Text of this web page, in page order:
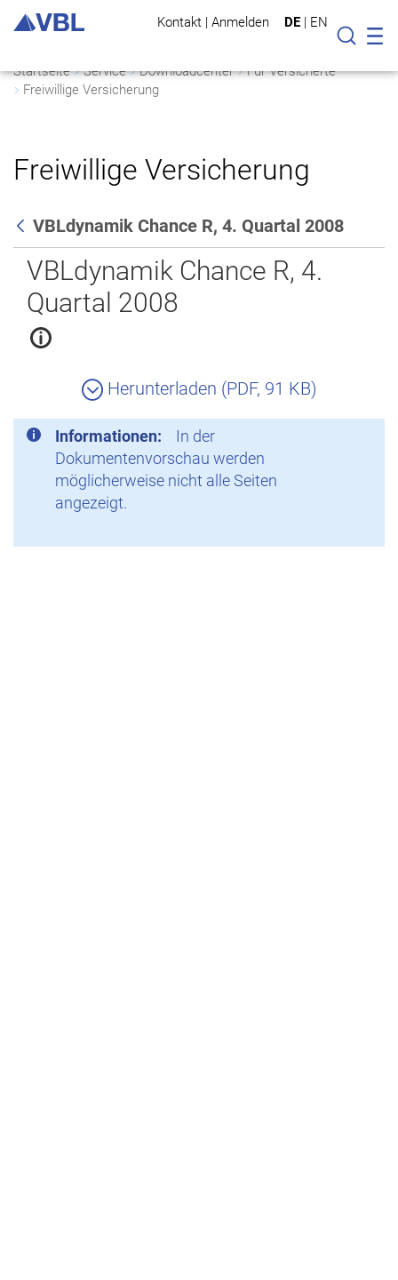
Kontakt | Anmelden DE | EN
Suche
Startseite Service Downloadcenter
Für Versicherte
Freiwillige Versicherung
Freiwillige Versicherung
Zurück
VBLdynamik Chance R, 4. Quartal 2008
VBLdynamik Chance R, 4.
Quartal 2008
Herunterladen (PDF, 91 KB)
Informationen:
In der
Dokumentenvorschau werden
möglicherweise nicht alle Seiten
angezeigt.